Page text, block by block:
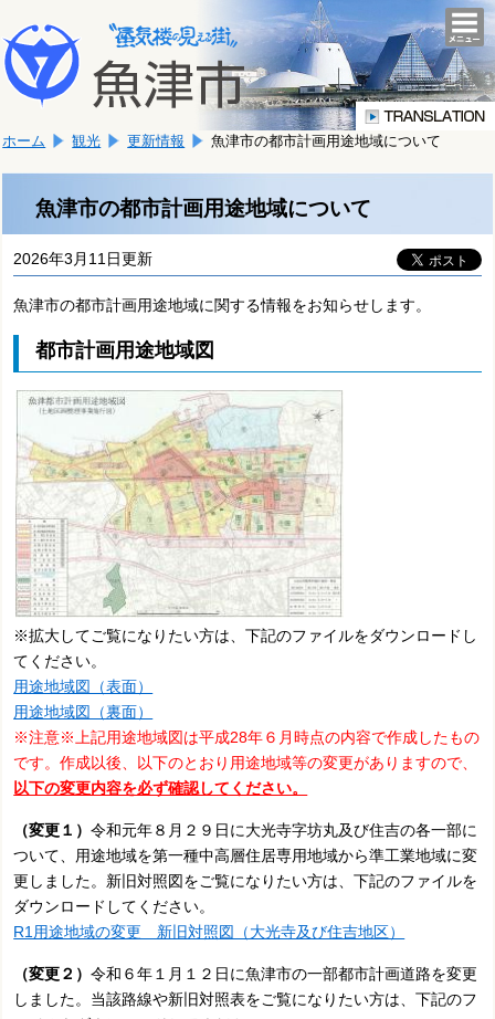
文
へ
移
ま
す。
こ
か
文
ホーム 観光 更新情報 魚津市の都市計画用途地域について
魚津市の都市計画用途地域について
2026年3月11日更新
魚津市の都市計画用途地域に関する情報をお知らせします。
都市計画用途地域図
※拡大してご覧になりたい方は、下記のファイルをダウンロードし
てください。
用途地域図（表面）
用途地域図（裏面）
※注意※上記用途地域図は平成28年６月時点の内容で作成したもの
です。作成以後、以下のとおり用途地域等の変更がありますので、
以下の変更内容を必ず確認してください。
（変更１）令和元年８月２９日に大光寺字坊丸及び住吉の各一部に
ついて、用途地域を第一種中高層住居専用地域から準工業地域に変
更しました。新旧対照図をご覧になりたい方は、下記のファイルを
ダウンロードしてください。
R1用途地域の変更 新旧対照図（大光寺及び住吉地区）
（変更２）令和６年１月１２日に魚津市の一部都市計画道路を変更
しました。当該路線や新旧対照表をご覧になりたい方は、下記のフ